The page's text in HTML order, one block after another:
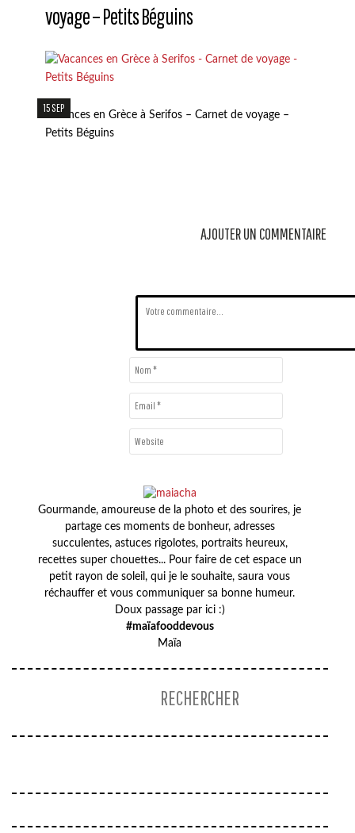
voyage – Petits Béguins
15 SEP
Vacances en Grèce à Serifos – Carnet de voyage –
Petits Béguins
AJOUTER UN COMMENTAIRE
Gourmande, amoureuse de la photo et des sourires, je
partage ces moments de bonheur, adresses
succulentes, astuces rigolotes, portraits heureux,
recettes super chouettes... Pour faire de cet espace un
petit rayon de soleil, qui je le souhaite, saura vous
réchauffer et vous communiquer sa bonne humeur.
Doux passage par ici :)
#maïafooddevous
Maïa